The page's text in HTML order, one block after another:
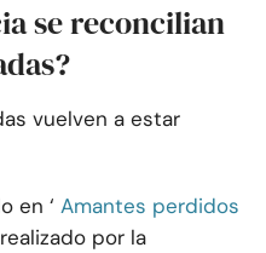
se reconcilian
vuelven a estar
en ‘ Amantes perdidos
por la